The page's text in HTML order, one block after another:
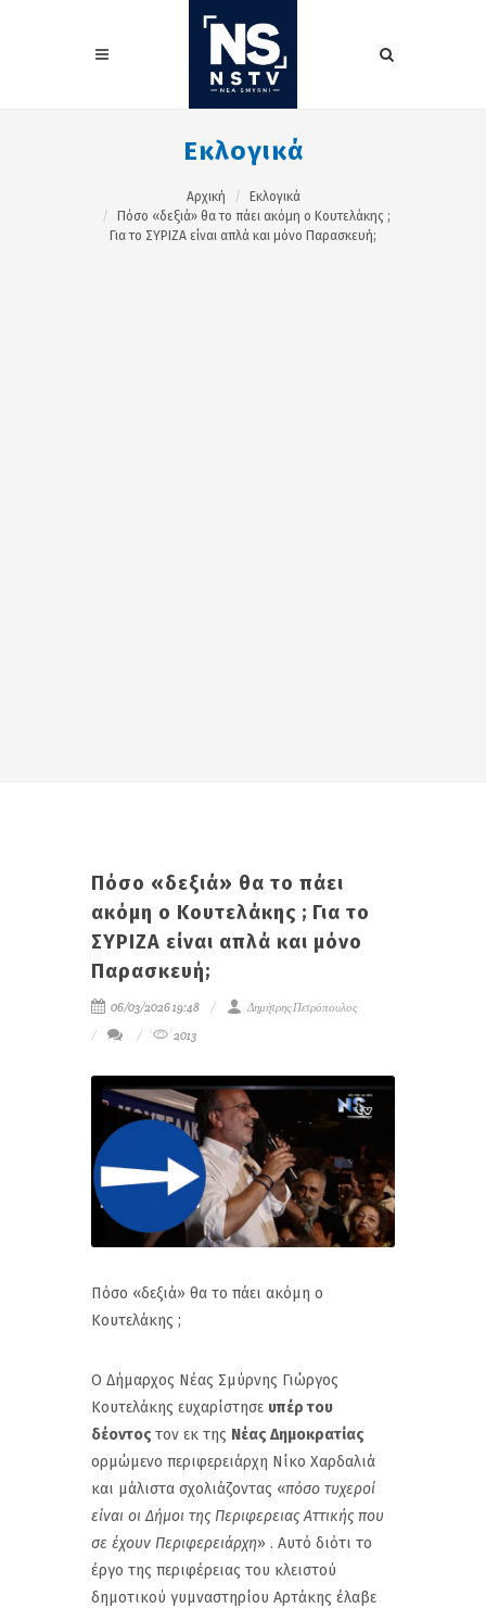
Εκλογικά
Αρχική
Εκλογικά
Πόσο «δεξιά» θα το πάει ακόμη ο Κουτελάκης ;
Για το ΣΥΡΙΖΑ είναι απλά και μόνο Παρασκευή;
Πόσο «δεξιά» θα το πάει
ακόμη ο Κουτελάκης ; Για το
ΣΥΡΙΖΑ είναι απλά και μόνο
Παρασκευή;
06/03/2026 19:48
Δημήτρης Πετρόπουλος
2013
Πόσο «δεξιά» θα το πάει ακόμη ο
Κουτελάκης ;
Ο Δήμαρχος Νέας Σμύρνης Γιώργος
Κουτελάκης ευχαρίστησε υπέρ του
δέοντος τον εκ της Νέας Δημοκρατίας
ορμώμενο περιφερειάρχη Νίκο Χαρδαλιά
και μάλιστα σχολιάζοντας «πόσο τυχεροί
είναι οι Δήμοι της Περιφερειας Αττικής που
σε έχουν Περιφερειάρχη» . Αυτό διότι το
έργο της περιφέρειας του κλειστού
δημοτικού γυμναστηρίου Αρτάκης έλαβε